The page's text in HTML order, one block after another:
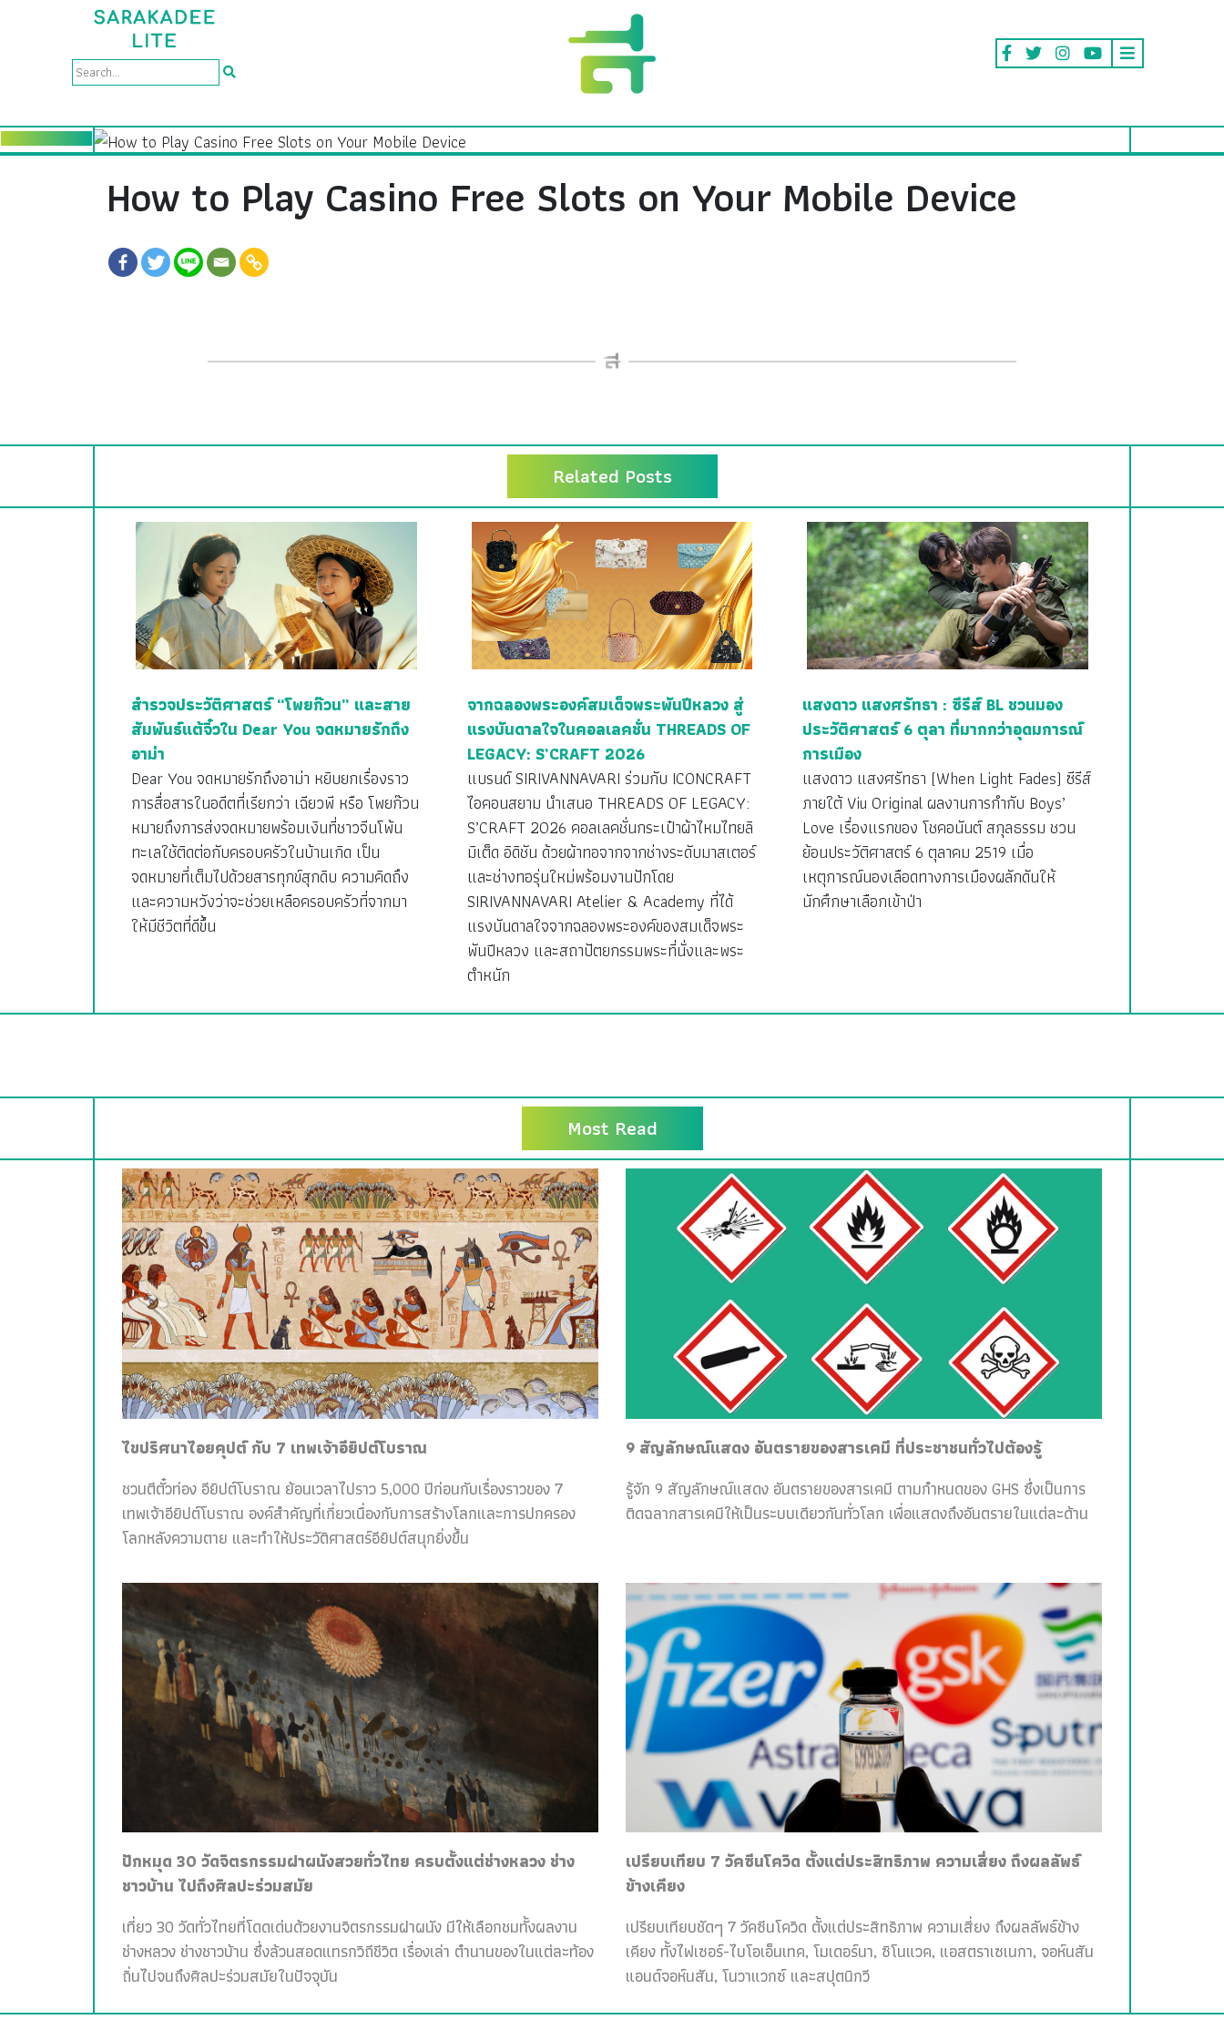
How to Play Casino Free Slots on Your Mobile Device
Related Posts
สำรวจประวัติศาสตร์ “โพยก๊วน” และสาย
สัมพันธ์แต้จิ๋วใน Dear You จดหมายรักถึง
อาม่า
Dear You จดหมายรักถึงอาม่า หยิบยกเรื่องราว
การสื่อสารในอดีตที่เรียกว่า เฉียวพี หรือ โพยก๊วน
หมายถึงการส่งจดหมายพร้อมเงินที่ชาวจีนโพ้น
ทะเลใช้ติดต่อกับครอบครัวในบ้านเกิด เป็น
จดหมายที่เต็มไปด้วยสารทุกข์สุกดิบ ความคิดถึง
และความหวังว่าจะช่วยเหลือครอบครัวที่จากมา
ให้มีชีวิตที่ดีขึ้น
จากฉลองพระองค์สมเด็จพระพันปีหลวง สู่
แรงบันดาลใจในคอลเลคชั่น THREADS OF
LEGACY: S’CRAFT 2026
แบรนด์ SIRIVANNAVARI ร่วมกับ ICONCRAFT
ไอคอนสยาม นำเสนอ THREADS OF LEGACY:
S’CRAFT 2026 คอลเลคชั่นกระเป๋าผ้าไหมไทยลิ
มิเต็ด อิดิชัน ด้วยผ้าทอจากจากช่างระดับมาสเตอร์
และช่างทอรุ่นใหม่พร้อมงานปักโดย
SIRIVANNAVARI Atelier & Academy ที่ได้
แรงบันดาลใจจากฉลองพระองค์ของสมเด็จพระ
พันปีหลวง และสถาปัตยกรรมพระที่นั่งและพระ
ตำหนัก
แสงดาว แสงศรัทธา : ซีรีส์ BL ชวนมอง
ประวัติศาสตร์ 6 ตุลา ที่มากกว่าอุดมการณ์
การเมือง
แสงดาว แสงศรัทธา (When Light Fades) ซีรีส์
ภายใต้ Viu Original ผลงานการกำกับ Boys’
Love เรื่องแรกของ โชคอนันต์ สกุลธรรม ชวน
ย้อนประวัติศาสตร์ 6 ตุลาคม 2519 เมื่อ
เหตุการณ์นองเลือดทางการเมืองผลักดันให้
นักศึกษาเลือกเข้าป่า
Most Read
ไขปริศนาไอยคุปต์ กับ 7 เทพเจ้าอียิปต์โบราณ
ชวนตีตั๋วท่อง อียิปต์โบราณ ย้อนเวลาไปราว 5,000 ปีก่อนกับเรื่องราวของ 7
เทพเจ้าอียิปต์โบราณ องค์สำคัญที่เกี่ยวเนื่องกับการสร้างโลกและการปกครอง
โลกหลังความตาย และทำให้ประวัติศาสตร์อียิปต์สนุกยิ่งขึ้น
9 สัญลักษณ์แสดง อันตรายของสารเคมี ที่ประชาชนทั่วไปต้องรู้
รู้จัก 9 สัญลักษณ์แสดง อันตรายของสารเคมี ตามกำหนดของ GHS ซึ่งเป็นการ
ติดฉลากสารเคมีให้เป็นระบบเดียวกันทั่วโลก เพื่อแสดงถึงอันตรายในแต่ละด้าน
ปักหมุด 30 วัดจิตรกรรมฝาผนังสวยทั่วไทย ครบตั้งแต่ช่างหลวง ช่าง
ชาวบ้าน ไปถึงศิลปะร่วมสมัย
เที่ยว 30 วัดทั่วไทยที่โดดเด่นด้วยงานจิตรกรรมฝาผนัง มีให้เลือกชมทั้งผลงาน
ช่างหลวง ช่างชาวบ้าน ซึ่งล้วนสอดแทรกวิถีชีวิต เรื่องเล่า ตำนานของในแต่ละท้อง
ถิ่นไปจนถึงศิลปะร่วมสมัยในปัจจุบัน
เปรียบเทียบ 7 วัคซีนโควิด ตั้งแต่ประสิทธิภาพ ความเสี่ยง ถึงผลลัพธ์
ข้างเคียง
เปรียบเทียบชัดๆ 7 วัคซีนโควิด ตั้งแต่ประสิทธิภาพ ความเสี่ยง ถึงผลลัพธ์ข้าง
เคียง ทั้งไฟเซอร์-ไบโอเอ็นเทค, โมเดอร์นา, ซิโนแวค, แอสตราเซเนกา, จอห์นสัน
แอนด์จอห์นสัน, โนวาแวกซ์ และสปุตนิกวี